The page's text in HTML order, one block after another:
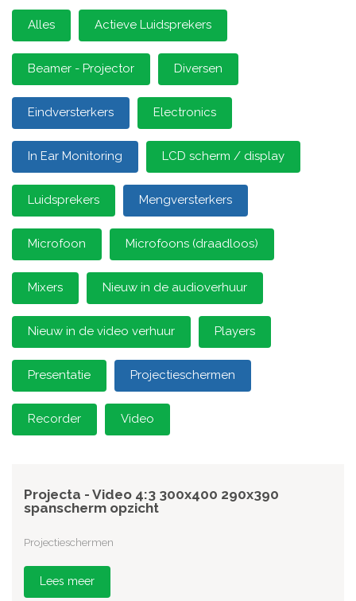
Alles Actieve Luidsprekers
Beamer - Projector Diversen
Eindversterkers Electronics
In Ear Monitoring LCD scherm / display
Luidsprekers Mengversterkers
Microfoon Microfoons (draadloos)
Mixers Nieuw in de audioverhuur
Nieuw in de video verhuur Players
Presentatie Projectieschermen
Recorder Video
Projecta - Video 4:3 300x400 290x390
spanscherm opzicht
Projectieschermen
Lees meer